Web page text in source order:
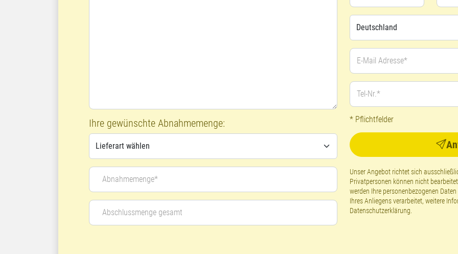
Ihre gewünschte Abnahmemenge:
Abnahmemenge*
Abschlussmenge gesamt
E-Mail Adresse*
Tel-Nr.*
* Pflichtfelder
Unser Angebot richtet sich
Privatpersonen können nicht
werden Ihre personenbezogenen
Ihres Anliegens verarbeitet, weitere
Datenschutzerklärung